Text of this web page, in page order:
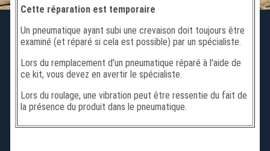
Cette réparation est temporaire
Un pneumatique ayant subi une crevaison doit toujours être
examiné (et réparé si cela est possible) par un spécialiste.
Lors du remplacement d'un pneumatique réparé à l'aide de
ce kit, vous devez en avertir le spécialiste.
Lors du roulage, une vibration peut être ressentie du fait de
la présence du produit dans le pneumatique.